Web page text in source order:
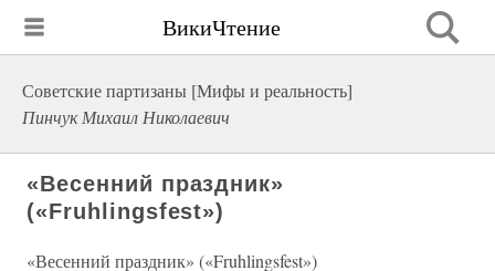
ВикиЧтение
Советские партизаны [Мифы и реальность]
Пинчук Михаил Николаевич
«Весенний праздник»
(«Fruhlingsfest»)
«Весенний праздник» («Fruhlingsfest»)